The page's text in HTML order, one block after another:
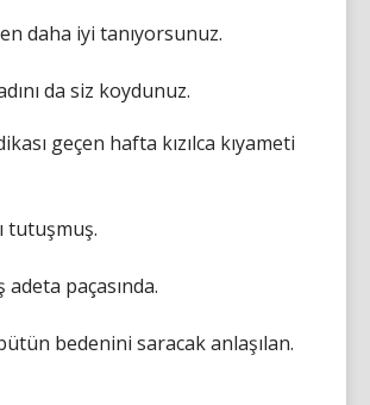
daha iyi tanıyorsunuz.
da siz koydunuz.
geçen hafta kızılca kıyameti
tutuşmuş.
adeta paçasında.
bedenini saracak anlaşılan.